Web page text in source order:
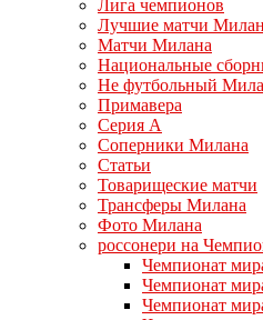
Лига чемпионов
Лучшие матчи
Матчи Милана
Национальные
Не футбольный
Примавера
Серия А
Соперники Милана
Статьи
Товарищеские матчи
Трансферы Милана
Фото Милана
россонери на
Чемпионат
Чемпионат
Чемпионат